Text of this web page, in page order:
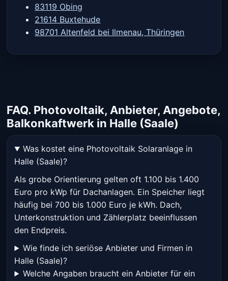
83119 Obing
21614 Buxtehude
98701 Altenfeld bei Ilmenau, Thüringen
FAQ. Photovoltaik, Anbieter, Angebote,
Balkonkaftwerk in Halle (Saale)
Was kostet eine Photovoltaik Solaranlage in
Halle (Saale)?
Als grobe Orientierung gelten oft 1.100 bis 1.400
Euro pro kWp für Dachanlagen. Ein Speicher liegt
häufig bei 700 bis 1.000 Euro je kWh. Dach,
Unterkonstruktion und Zählerplatz beeinflussen
den Endpreis.
Wie finde ich seriöse Anbieter und Firmen in
Halle (Saale)?
Welche Angaben braucht ein Anbieter für ein